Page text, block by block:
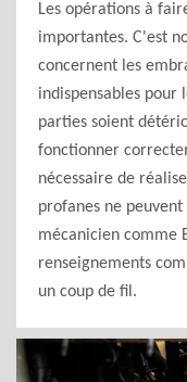
Les opérations à
importantes. C'est
concernent les
indispensables pour
parties soient
fonctionner
nécessaire de
profanes ne
mécanicien comme
renseignements
un coup de fil.